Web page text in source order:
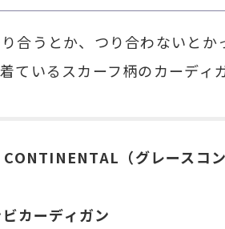
合うとか、つり合わないとか
ているスカーフ柄のカーディ
（グレースコ
カーディガン